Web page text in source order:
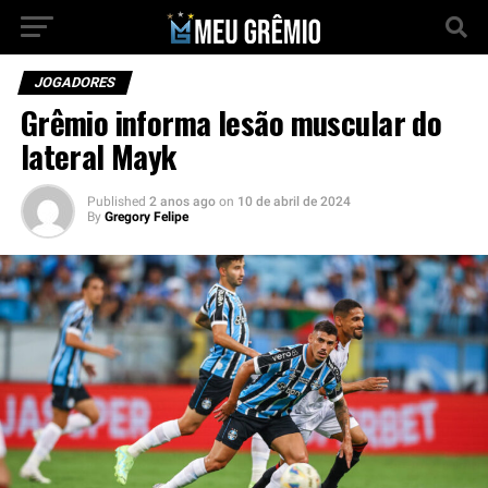
JOGADORES
Grêmio informa lesão muscular do
lateral Mayk
Published 2 anos ago on 10 de abril de 2024
By Gregory Felipe